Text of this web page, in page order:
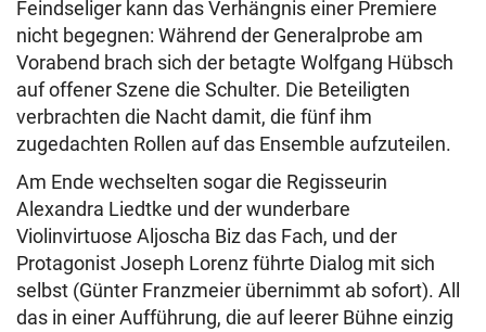
Feindseliger kann das Verhängnis einer Premiere
nicht begegnen: Während der Generalprobe am
Vorabend brach sich der betagte Wolfgang Hübsch
auf offener Szene die Schulter. Die Beteiligten
verbrachten die Nacht damit, die fünf ihm
zugedachten Rollen auf das Ensemble aufzuteilen.
Am Ende wechselten sogar die Regisseurin
Alexandra Liedtke und der wunderbare
Violinvirtuose Aljoscha Biz das Fach, und der
Protagonist Joseph Lorenz führte Dialog mit sich
selbst (Günter Franzmeier übernimmt ab sofort). All
das in einer Aufführung, die auf leerer Bühne einzig